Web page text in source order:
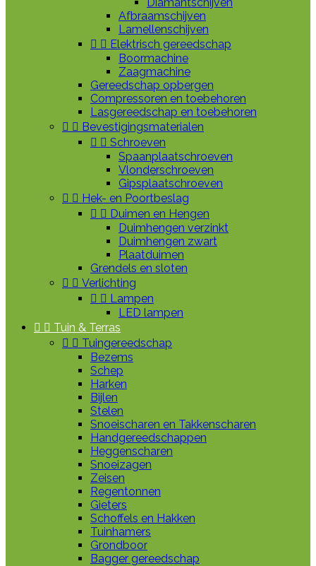
Afbraamschijven
Lamellenschijven
  Elektrisch gereedschap
Boormachine
Zaagmachine
Gereedschap opbergen
Compressoren en toebehoren
Lasgereedschap en toebehoren
  Bevestigingsmaterialen
  Schroeven
Spaanplaatschroeven
Vlonderschroeven
Gipsplaatschroeven
  Hek- en Poortbeslag
  Duimen en Hengen
Duimhengen verzinkt
Duimhengen zwart
Plaatduimen
Grendels en sloten
  Verlichting
  Lampen
LED lampen
  Tuin & Terras
  Tuingereedschap
Bezems
Schep
Harken
Bijlen
Stelen
Snoeischaren en Takkenscharen
Handgereedschappen
Heggenscharen
Snoeizagen
Zeisen
Regentonnen
Gieters
Schoffels en Hakken
Tuinhamers
Grondboor
Bagger gereedschap